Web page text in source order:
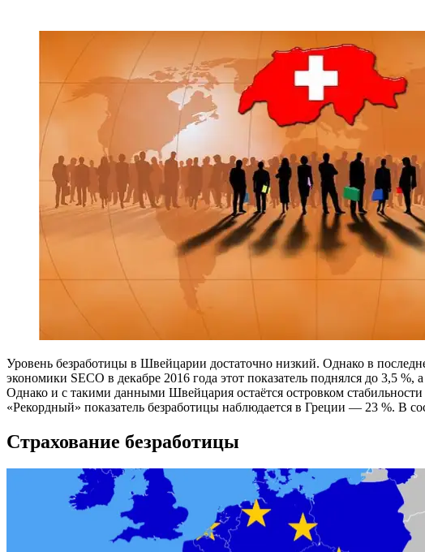
Уровень безработицы в Швейцарии достаточно низкий. Однако в
экономики SECO в декабре 2016 года этот показатель поднялся до 3,5
Однако и с такими данными Швейцария остаётся островком
«Рекордный» показатель безработицы наблюдается в Греции — 23 %. В
Страхование безработицы